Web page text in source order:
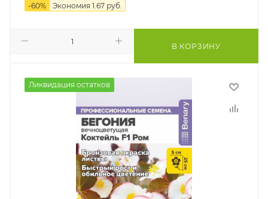
-60% Экономия 1.67 руб.
В КОРЗИНУ
Ликвидация остатков